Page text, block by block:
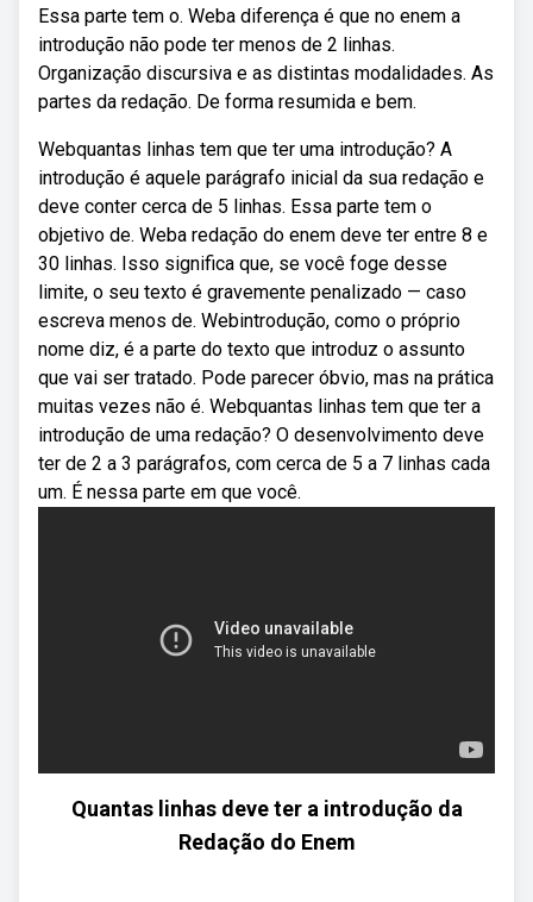
Essa parte tem o. Weba diferença é que no enem a
introdução não pode ter menos de 2 linhas.
Organização discursiva e as distintas modalidades. As
partes da redação. De forma resumida e bem.
Webquantas linhas tem que ter uma introdução? A
introdução é aquele parágrafo inicial da sua redação e
deve conter cerca de 5 linhas. Essa parte tem o
objetivo de. Weba redação do enem deve ter entre 8 e
30 linhas. Isso significa que, se você foge desse
limite, o seu texto é gravemente penalizado — caso
escreva menos de. Webintrodução, como o próprio
nome diz, é a parte do texto que introduz o assunto
que vai ser tratado. Pode parecer óbvio, mas na prática
muitas vezes não é. Webquantas linhas tem que ter a
introdução de uma redação? O desenvolvimento deve
ter de 2 a 3 parágrafos, com cerca de 5 a 7 linhas cada
um. É nessa parte em que você.
Quantas linhas deve ter a introdução da
Redação do Enem